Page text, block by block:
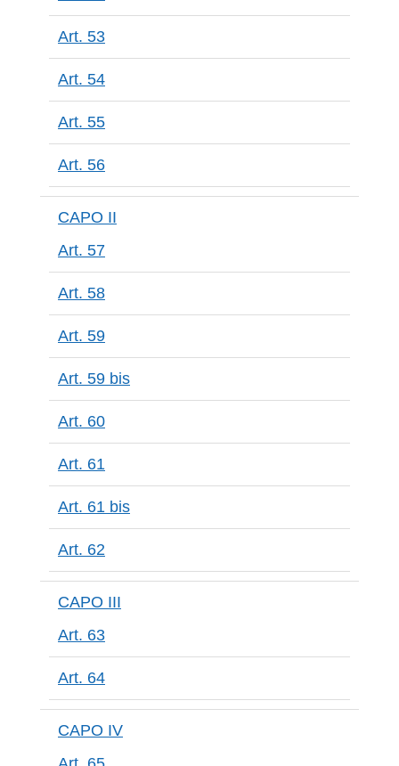
Art. 53
Art. 54
Art. 55
Art. 56
CAPO II
Art. 57
Art. 58
Art. 59
Art. 59 bis
Art. 60
Art. 61
Art. 61 bis
Art. 62
CAPO III
Art. 63
Art. 64
CAPO IV